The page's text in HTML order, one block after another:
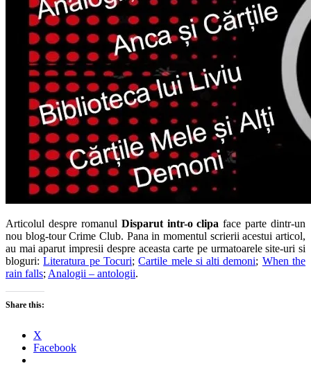
Articolul despre romanul Disparut intr-o clipa face parte dintr-un
nou blog-tour Crime Club. Pana in momentul scrierii acestui articol,
au mai aparut impresii despre aceasta carte pe urmatoarele site-uri si
bloguri:Literatura pe Tocuri;Cartile mele si alti demoni; When the
rain falls; Analogii – antologii.
Share this:
X
Facebook